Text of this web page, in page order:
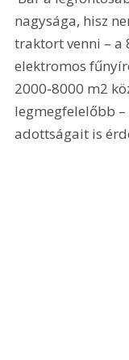
nagysága, hisz
traktort venni – a
elektromos
2000-8000 m2
legmegfelelőbb
adottságait is